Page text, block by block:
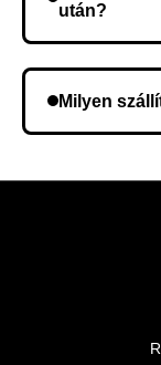
után?
meg a
Milyen